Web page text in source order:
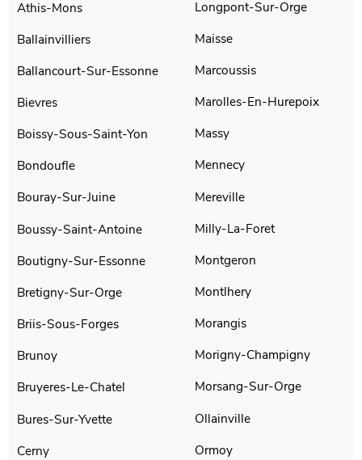
Athis-Mons
Ballainvilliers
Ballancourt-Sur-Essonne
Bievres
Boissy-Sous-Saint-Yon
Bondoufle
Bouray-Sur-Juine
Boussy-Saint-Antoine
Boutigny-Sur-Essonne
Bretigny-Sur-Orge
Briis-Sous-Forges
Brunoy
Bruyeres-Le-Chatel
Bures-Sur-Yvette
Cerny
Longpont-Sur-Orge
Maisse
Marcoussis
Marolles-En-Hurepoix
Massy
Mennecy
Mereville
Milly-La-Foret
Montgeron
Montlhery
Morangis
Morigny-Champigny
Morsang-Sur-Orge
Ollainville
Ormoy